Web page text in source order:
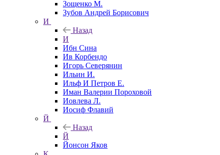
Зощенко М.
Зубов Андрей Борисович
И
Назад
И
Ибн Сина
Ив Корбендо
Игорь Северянин
Ильин И.
Ильф И Петров Е.
Иман Валерии Пороховой
Иовлева Л.
Иосиф Флавий
Й
Назад
Й
Йонсон Яков